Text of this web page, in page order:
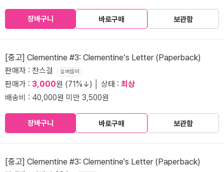
장바구니 바로구매 보관함
[중고] Clementine #3: Clementine‘s Letter (Paperback)
판매자 : 찬스걸 실버셀러
판매가 : 3,000원 (71%↓) │ 상태 : 최상
배송비 : 40,000원 미만 3,500원
장바구니 바로구매 보관함
[중고] Clementine #3: Clementine's Letter (Paperback)